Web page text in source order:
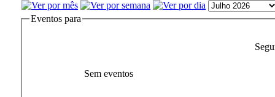
Eventos para
Sem eventos